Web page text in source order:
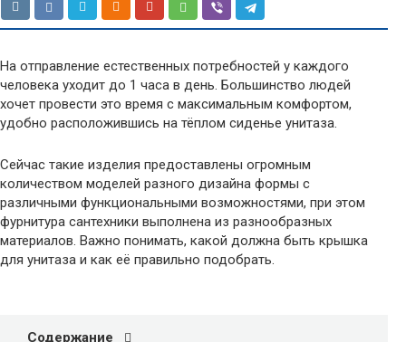
На отправление естественных потребностей у каждого
человека уходит до 1 часа в день. Большинство людей
хочет провести это время с максимальным комфортом,
удобно расположившись на тёплом сиденье унитаза.
Сейчас такие изделия предоставлены огромным
количеством моделей разного дизайна формы с
различными функциональными возможностями, при этом
фурнитура сантехники выполнена из разнообразных
материалов. Важно понимать, какой должна быть крышка
для унитаза и как её правильно подобрать.
Содержание